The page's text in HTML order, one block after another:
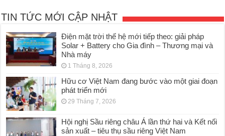
TIN TỨC MỚI CẬP NHẬT
Điện mặt trời thế hệ mới tiếp theo: giải pháp
Solar + Battery cho Gia đình – Thương mại và
Nhà máy
1 Tháng 8, 2026
Hữu cơ Việt Nam đang bước vào một giai đoạn
phát triển mới
29 Tháng 7, 2026
Hội nghị Sầu riêng châu Á lần thứ hai và Kết nối
sản xuất – tiêu thụ sầu riêng Việt Nam